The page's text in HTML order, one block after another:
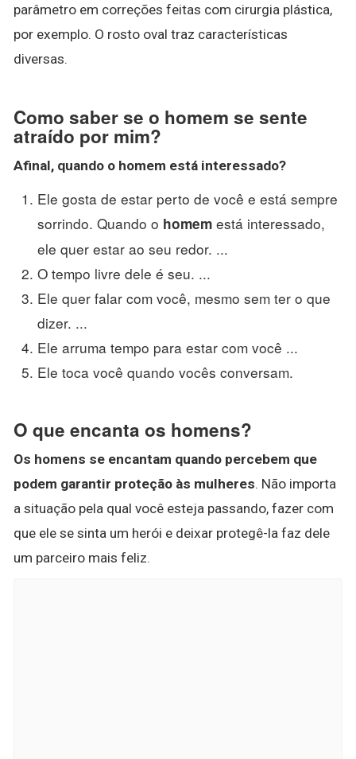
parâmetro em correções feitas com cirurgia plástica,
por exemplo. O rosto oval traz características
diversas.
Como saber se o homem se sente
atraído por mim?
Afinal, quando o homem está interessado?
Ele gosta de estar perto de você e está sempre
sorrindo. Quando o homem está interessado,
ele quer estar ao seu redor. ...
O tempo livre dele é seu. ...
Ele quer falar com você, mesmo sem ter o que
dizer. ...
Ele arruma tempo para estar com você ...
Ele toca você quando vocês conversam.
O que encanta os homens?
Os homens se encantam quando percebem que
podem garantir proteção às mulheres. Não importa
a situação pela qual você esteja passando, fazer com
que ele se sinta um herói e deixar protegê-la faz dele
um parceiro mais feliz.